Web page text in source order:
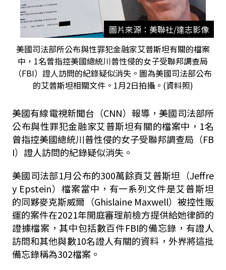
圖片來源：美聯社/達志影像
美國司法部所公布與性罪犯金融家艾普斯坦有關的檔案
中，1名曾指控美國總統川普性侵的女子受聯邦調查局
（FBI）證人訪問的紀錄疑似消失。圖為美國司法部公布
的艾普斯坦相關文件。1月2日拍攝。(資料照)
美國有線電視新聞台（CNN）報導，美國司法部所
公布與性罪犯金融家艾普斯坦有關的檔案中，1名
曾指控美國總統川普性侵的女子受聯邦調查局（FB
I）證人訪問的紀錄疑似消失。
美國司法部1月公布的300萬餘頁艾普斯坦（Jeffre
y Epstein）檔案當中，有一系列文件是艾普斯坦
的同夥麥克斯威爾（Ghislaine Maxwell）被控性販
運的案件在2021年開庭審理前檢方提供給她律師的
證據檔案，其中包括數百件FBI的備忘錄，有證人
訪問和其他與數10名證人有關的資料，外界將這批
備忘錄稱為302檔案。